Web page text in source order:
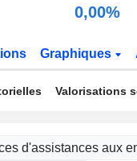
0,00%
Graphiques
Valorisations